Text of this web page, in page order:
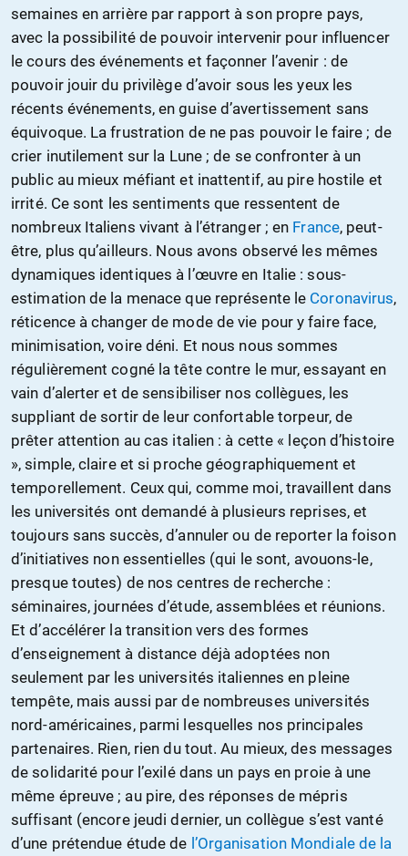
semaines en arrière par rapport à son propre pays,
avec la possibilité de pouvoir intervenir pour influencer
le cours des événements et façonner l’avenir : de
pouvoir jouir du privilège d’avoir sous les yeux les
récents événements, en guise d’avertissement sans
équivoque. La frustration de ne pas pouvoir le faire ; de
crier inutilement sur la Lune ; de se confronter à un
public au mieux méfiant et inattentif, au pire hostile et
irrité. Ce sont les sentiments que ressentent de
nombreux Italiens vivant à l’étranger ; en France, peut-
être, plus qu’ailleurs. Nous avons observé les mêmes
dynamiques identiques à l’œuvre en Italie : sous-
estimation de la menace que représente le Coronavirus,
réticence à changer de mode de vie pour y faire face,
minimisation, voire déni. Et nous nous sommes
régulièrement cogné la tête contre le mur, essayant en
vain d’alerter et de sensibiliser nos collègues, les
suppliant de sortir de leur confortable torpeur, de
prêter attention au cas italien : à cette « leçon d’histoire
», simple, claire et si proche géographiquement et
temporellement. Ceux qui, comme moi, travaillent dans
les universités ont demandé à plusieurs reprises, et
toujours sans succès, d’annuler ou de reporter la foison
d’initiatives non essentielles (qui le sont, avouons-le,
presque toutes) de nos centres de recherche :
séminaires, journées d’étude, assemblées et réunions.
Et d’accélérer la transition vers des formes
d’enseignement à distance déjà adoptées non
seulement par les universités italiennes en pleine
tempête, mais aussi par de nombreuses universités
nord-américaines, parmi lesquelles nos principales
partenaires. Rien, rien du tout. Au mieux, des messages
de solidarité pour l’exilé dans un pays en proie à une
même épreuve ; au pire, des réponses de mépris
suffisant (encore jeudi dernier, un collègue s’est vanté
d’une prétendue étude de l’Organisation Mondiale de la